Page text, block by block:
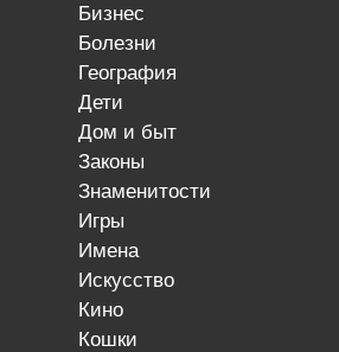
бизнес
болезни
география
дети
дом и быт
законы
знаменитости
игры
имена
искусство
кино
кошки